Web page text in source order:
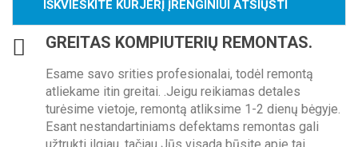
IŠKVIESKITE KURJERĮ ĮRENGINIUI ATSIŲSTI
GREITAS KOMPIUTERIŲ REMONTAS.
Esame savo srities profesionalai, todėl remontą
atliekame itin greitai. .Jeigu reikiamas detales
turėsime vietoje, remontą atliksime 1-2 dienų bėgyje.
Esant nestandartiniams defektams remontas gali